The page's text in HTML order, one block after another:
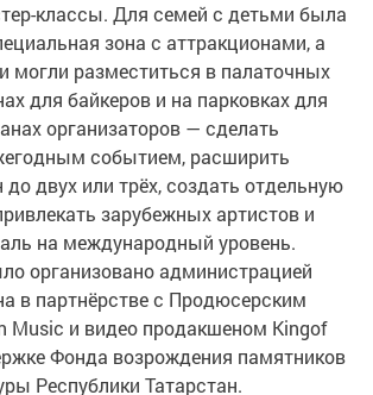
классы. Для семей с детьми была
зона с аттракционами, а
могли разместиться в палаточных
для байкеров и на парковках для
организаторов — сделать
событием, расширить
до двух или трёх, создать отдельную
зарубежных артистов и
на международный уровень.
организовано администрацией
в партнёрстве с Продюсерским
Music и видео продакшеном Kingof
Фонда возрождения памятников
Республики Татарстан.